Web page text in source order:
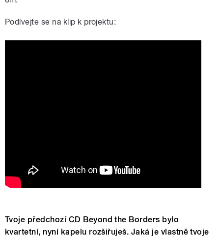
Podívejte se na klip k projektu:
Tvoje předchozí CD Beyond the Borders bylo
kvartetní, nyní kapelu rozšiřuješ. Jaká je vlastně tvoje